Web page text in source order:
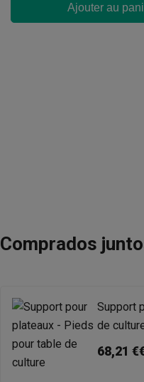
Ajouter au
Comprados
Support
de
68,21